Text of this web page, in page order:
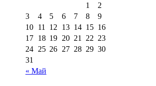
« Май
1
2
3
4 5 6 7 8
9
10 11 12 13 14 15 16
17 18 19 20 21 22 23
24 25 26 27 28 29 30
31